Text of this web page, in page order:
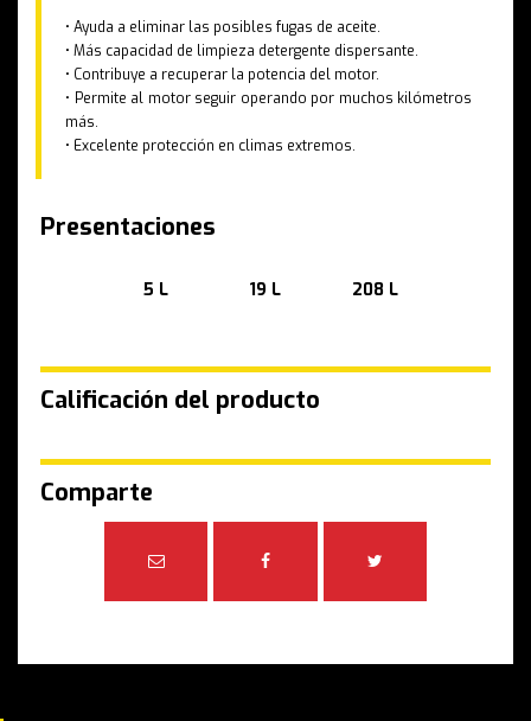
• Ayuda a eliminar las posibles fugas de aceite.
• Más capacidad de limpieza detergente dispersante.
• Contribuye a recuperar la potencia del motor.
• Permite al motor seguir operando por muchos kilómetros
más.
• Excelente protección en climas extremos.
Presentaciones
5 L 19 L 208 L
Calificación del producto
Comparte